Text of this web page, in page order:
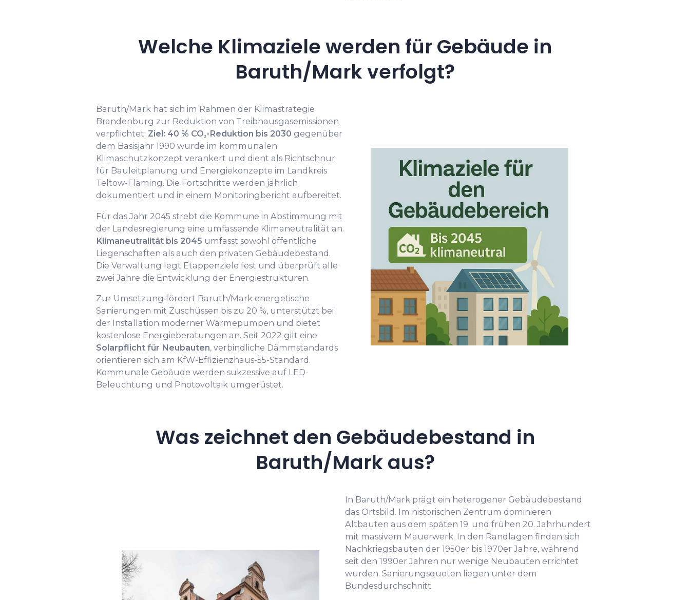
Welche Klimaziele werden für Gebäude in
Baruth/Mark verfolgt?
Baruth/Mark hat sich im Rahmen der Klimastrategie
Brandenburg zur Reduktion von Treibhausgasemissionen
verpflichtet. Ziel: 40 % CO₂-Reduktion bis 2030 gegenüber
dem Basisjahr 1990 wurde im kommunalen
Klimaschutzkonzept verankert und dient als Richtschnur
für Bauleitplanung und Energiekonzepte im Landkreis
Teltow-Fläming. Die Fortschritte werden jährlich
dokumentiert und in einem Monitoringbericht aufbereitet.
Für das Jahr 2045 strebt die Kommune in Abstimmung mit
der Landesregierung eine umfassende Klimaneutralität an.
Klimaneutralität bis 2045 umfasst sowohl öffentliche
Liegenschaften als auch den privaten Gebäudebestand.
Die Verwaltung legt Etappenziele fest und überprüft alle
zwei Jahre die Entwicklung der Energiestrukturen.
Zur Umsetzung fördert Baruth/Mark energetische
Sanierungen mit Zuschüssen bis zu 20 %, unterstützt bei
der Installation moderner Wärmepumpen und bietet
kostenlose Energieberatungen an. Seit 2022 gilt eine
Solarpflicht für Neubauten, verbindliche Dämmstandards
orientieren sich am KfW-Effizienzhaus-55-Standard.
Kommunale Gebäude werden sukzessive auf LED-
Beleuchtung und Photovoltaik umgerüstet.
Was zeichnet den Gebäudebestand in
Baruth/Mark aus?
In Baruth/Mark prägt ein heterogener Gebäudebestand
das Ortsbild. Im historischen Zentrum dominieren
Altbauten aus dem späten 19. und frühen 20. Jahrhundert
mit massivem Mauerwerk. In den Randlagen finden sich
Nachkriegsbauten der 1950er bis 1970er Jahre, während
seit den 1990er Jahren nur wenige Neubauten errichtet
wurden. Sanierungsquoten liegen unter dem
Bundesdurchschnitt.